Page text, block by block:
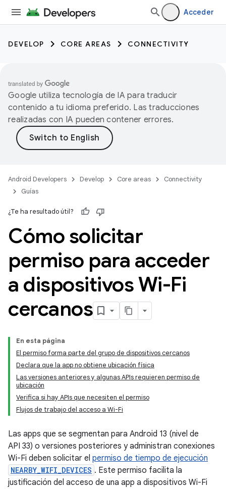
Acceder
DEVELOP CORE AREAS CONNECTIVITY
Google utiliza tecnología de IA para traducir
contenido a tu idioma preferido. Las traducciones
realizadas con IA pueden contener errores.
Android Developers Develop Core areas
Connectivity
Guías
¿Te ha resultado útil?
Cómo solicitar
permiso para acceder
a dispositivos Wi-Fi
cercanos
En esta página
El permiso forma parte del grupo de dispositivos cercanos
Declara que la app no obtiene ubicación física
Las versiones anteriores y algunas APIs requieren permiso de
ubicación
Verifica si hay APIs que necesiten el permiso
Flujos de trabajo del acceso a Wi-Fi
Las apps que se segmentan para Android 13 (nivel de
API 33) o versiones posteriores y administran conexiones
Wi-Fi deben solicitar el permiso de tiempo de ejecución
NEARBY_WIFI_DEVICES . Este permiso facilita la
justificación del acceso de una app a dispositivos Wi-Fi